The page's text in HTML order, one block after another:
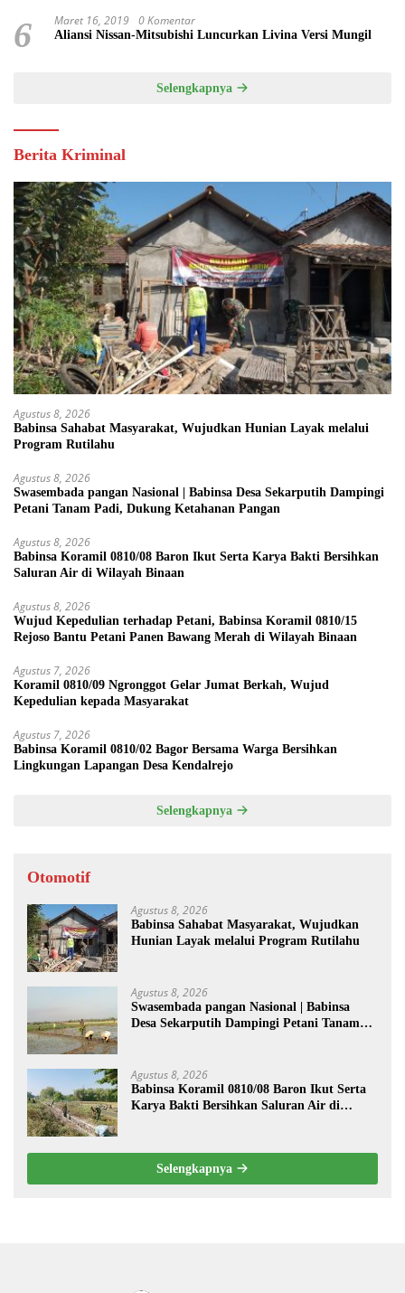
6 Maret 16, 2019 0 Komentar
Aliansi Nissan-Mitsubishi Luncurkan Livina Versi Mungil
Selengkapnya
Berita Kriminal
Agustus 8, 2026
Babinsa Sahabat Masyarakat, Wujudkan Hunian Layak melalui
Program Rutilahu
Agustus 8, 2026
Swasembada pangan Nasional | Babinsa Desa Sekarputih Dampingi
Petani Tanam Padi, Dukung Ketahanan Pangan
Agustus 8, 2026
Babinsa Koramil 0810/08 Baron Ikut Serta Karya Bakti Bersihkan
Saluran Air di Wilayah Binaan
Agustus 8, 2026
Wujud Kepedulian terhadap Petani, Babinsa Koramil 0810/15
Rejoso Bantu Petani Panen Bawang Merah di Wilayah Binaan
Agustus 7, 2026
Koramil 0810/09 Ngronggot Gelar Jumat Berkah, Wujud
Kepedulian kepada Masyarakat
Agustus 7, 2026
Babinsa Koramil 0810/02 Bagor Bersama Warga Bersihkan
Lingkungan Lapangan Desa Kendalrejo
Selengkapnya
Otomotif
Agustus 8, 2026
Babinsa Sahabat Masyarakat, Wujudkan
Hunian Layak melalui Program Rutilahu
Agustus 8, 2026
Swasembada pangan Nasional | Babinsa
Desa Sekarputih Dampingi Petani Tanam
Agustus 8, 2026
Babinsa Koramil 0810/08 Baron Ikut Serta
Karya Bakti Bersihkan Saluran Air di
Selengkapnya